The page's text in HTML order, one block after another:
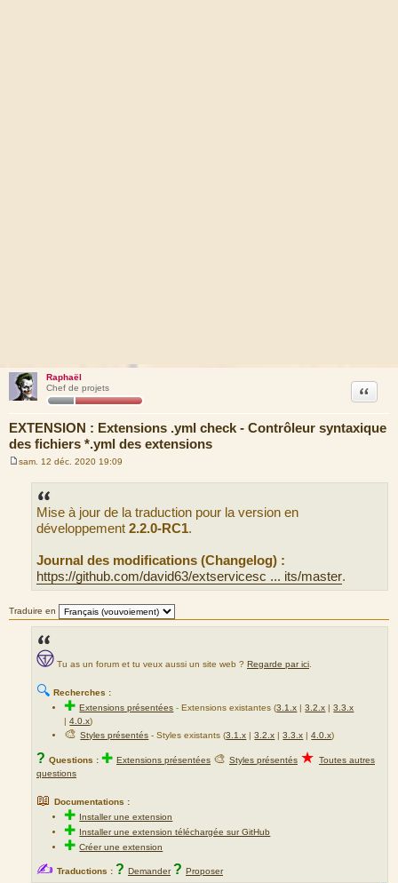
Raphaël
Chef de projets
EXTENSION : Extensions .yml check - Contrôleur syntaxique
des fichiers *.yml des extensions
Citation
sam. 12 déc. 2020 19:09
Mise à jour de la traduction pour la version en
développement 2.2.0-RC1.
Journal des modifications (Changelog) :
https://github.com/david63/extservicesc ... its/master.
Traduire en
Tu as un forum et tu veux aussi un site web ? Regarde par ici.
🔍 Recherches :
✚Extensions présentées -Extensions existantes (3.1.x |3.2.x |3.3.x
|4.0.x)
🎨Styles présentés - Styles existants (3.1.x |3.2.x |3.3.x |4.0.x)
? Questions : ✚ Extensions présentées 🎨 Styles présentés ★ Toutes autres
questions
📖 Documentations :
✚ Installer une extension
✚ Installer une extension téléchargée sur GitHub
✚Créer une extension
✍ Traductions : ? Demander ? Proposer